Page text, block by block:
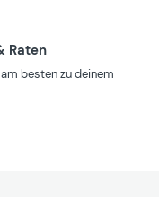
Raten
besten zu deinem